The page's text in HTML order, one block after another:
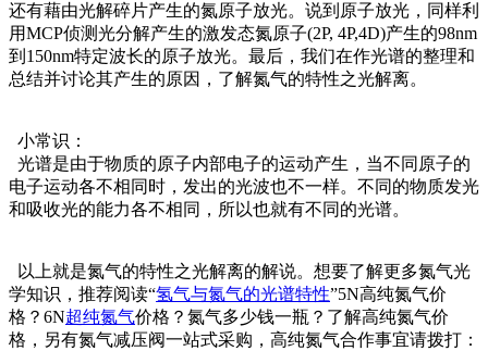
还有藉由光解碎片产生的氮原子放光。说到原子放光，同样利
用MCP侦测光分解产生的激发态氮原子(2P, 4P,4D)产生的98nm
到150nm特定波长的原子放光。最后，我们在作光谱的整理和
总结并讨论其产生的原因，了解氮气的特性之光解离。
小常识：
光谱是由于物质的原子内部电子的运动产生，当不同原子的
电子运动各不相同时，发出的光波也不一样。不同的物质发光
和吸收光的能力各不相同，所以也就有不同的光谱。
以上就是氮气的特性之光解离的解说。想要了解更多氮气光
学知识，推荐阅读“氢气与氮气的光谱特性”5N高纯氮气价
格？6N超纯氮气价格？氮气多少钱一瓶？了解高纯氮气价
格，另有氮气减压阀一站式采购，高纯氮气合作事宜请拨打：